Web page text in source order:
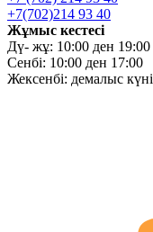
+7(702)214 93 40
Жұмыс кестесі
Дү- жұ: 10:00 ден 19:00
Сенбі: 10:00 ден 17:00
Жексенбі: демалыс күні